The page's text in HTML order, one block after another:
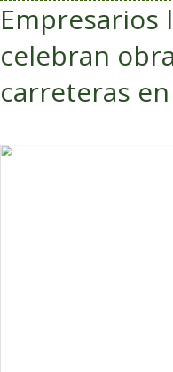
Empresarios
celebran
carreteras